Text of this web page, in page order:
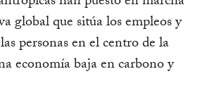
global que sitúa los empleos y
personas en el centro de la
economía baja en carbono y